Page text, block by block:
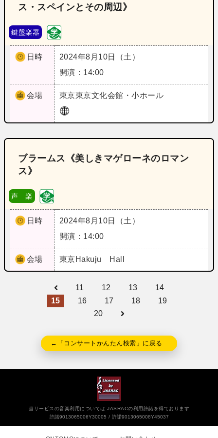
ス・スペインとその周辺》
鍵盤楽器
日時
2024年8月10日（土）
開演：14:00
会場 東京東京文化会館・小ホール
ブラームス《美しきマゲローネのロマン
ス》
声 楽
日時
2024年8月10日（土）
開演：14:00
会場 東京Hakuju Hall
11 12 13
14
15
16 17 18
19
20
←「コンサートかんたん検索」に戻る
当サービスの音楽利用については JASRACの利用許諾を得ております
許諾9013065006Y30005
許諾9013065008Y45037